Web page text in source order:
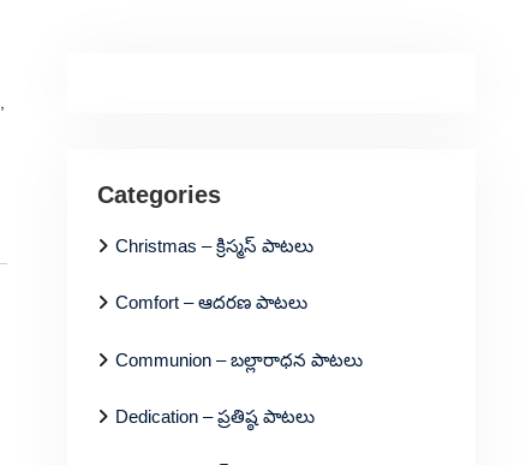
Categories
Christmas – క్రిస్మస్ పాటలు
Comfort – ఆదరణ పాటలు
Communion – బల్లారాధన పాటలు
Dedication – ప్రతిష్ఠ పాటలు